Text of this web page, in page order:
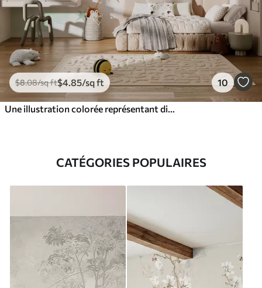
$8.08/sq ft$4 .85/sq ft 10
CATÉGORIES POPULAIRES